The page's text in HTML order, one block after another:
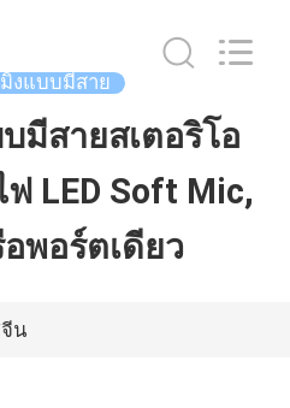
งแบบมีสาย
มีสายสเตอริโอ
LED Soft Mic,
พอร์ตเดียว
น